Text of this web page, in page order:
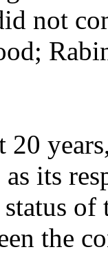
not
;
20 years
its
status of
the